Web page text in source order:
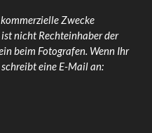
Zwecke
nicht Rechteinhaber der
beim Fotografen. Wenn Ihr
eine E-Mail an: